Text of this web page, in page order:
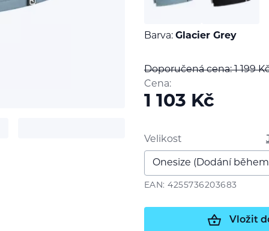
Barva: Glacier Grey
Doporučená cena: 1 199
Cena:
1 103 Kč
Velikost
EAN: 4255736203683
Vložit